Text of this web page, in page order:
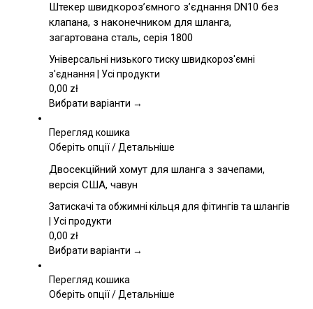
має
кілька
варіантів.
Параметри
можна
на
товару
Штекер швидкороз’ємного з’єднання DN10 без
клапана, з наконечником для шланга,
загартована сталь, серія 1800
Універсальні низького тиску швидкороз'ємні
з'єднання | Усі продукти
0,00 zł
Вибрати варіанти →
Перегляд кошика
Оберіть опціїЦей
має
кілька
варіантів.
Параметри
вибрати
сторінці
товару
/Детальніше
Двосекційний хомут для шланга з зачепами,
версія США, чавун
Затискачі та обжимні кільця для фітингів та шлангів
| Усі продукти
0,00 zł
Вибрати варіанти →
Перегляд кошика
Оберіть опціїЦей
/Детальніше